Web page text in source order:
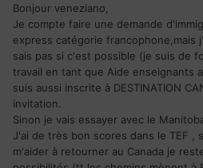
Bonjour veneziano,
Je compte faire une demande
express catégorie francophone,mais
sais pas si c'est possible (je suis de
travail en tant que Aide enseignants
suis aussi inscrite à DESTINATION
invitation.
Sinon je vais essayer avec le
J'ai de très bon scores dans le TEF ,
m'aider à retourner au Canada je